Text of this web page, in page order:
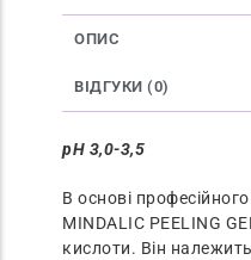
ОПИС
ВІДГУКИ (0)
рН 3,0-3,5
В основі
MINDALIC PEELING
кислоти. Він